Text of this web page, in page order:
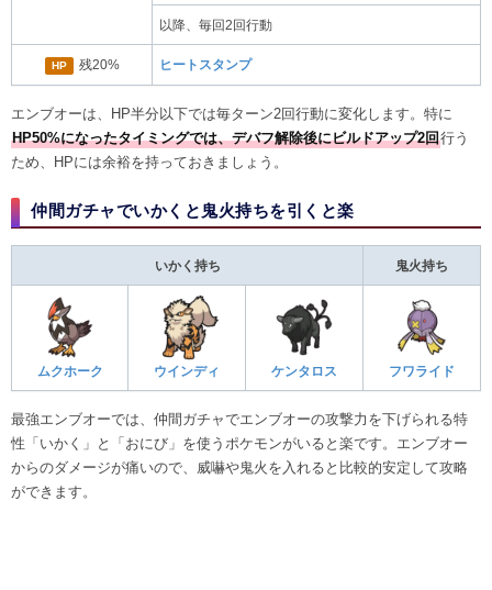
以降、毎回2回行動
HP 残20% ヒートスタンプ
エンブオーは、HP半分以下では毎ターン2回行動に変化します。特に
HP50%になったタイミングでは、デバフ解除後にビルドアップ2回行う
ため、HPには余裕を持っておきましょう。
仲間ガチャでいかくと鬼火持ちを引くと楽
いかく持ち 鬼火持ち
ムクホーク ウインディ ケンタロス フワライド
最強エンブオーでは、仲間ガチャでエンブオーの攻撃力を下げられる特
性「いかく」と「おにび」を使うポケモンがいると楽です。エンブオー
からのダメージが痛いので、威嚇や鬼火を入れると比較的安定して攻略
ができます。